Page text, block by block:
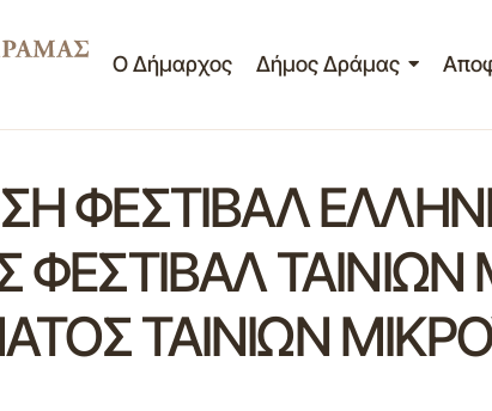
Ο Δήμαρχος Δήμος Δράμας
ΦΕΣΤΙΒΑΛ
ΦΕΣΤΙΒΑΛ
ΤΑΙΝΙΩΝ